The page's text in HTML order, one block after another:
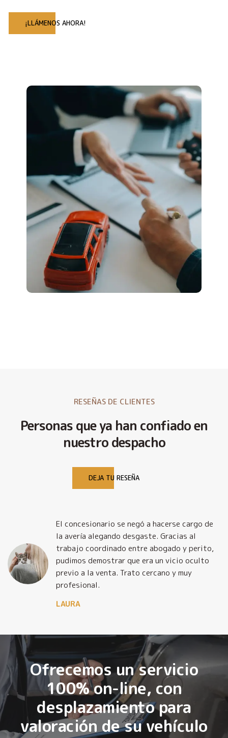
¡LLÁMENOS AHORA!
RESEÑAS DE CLIENTES
Personas que ya han confiado en
nuestro despacho
DEJA TU RESEÑA
El concesionario se negó a hacerse cargo de
la avería alegando desgaste. Gracias al
trabajo coordinado entre abogado y perito,
pudimos demostrar que era un vicio oculto
previo a la venta. Trato cercano y muy
profesional.
LAURA
Ofrecemos un servicio
100% on-line, con
desplazamiento para
valoración de su vehículo